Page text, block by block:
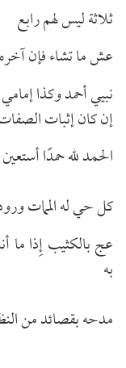
ثلاثة ليس لهم رابع
عش ما تشاء فإن آخره
نبيي أحمد وكذا إمامي
إن كان إثبات
الحمد لله حمدًا
كل حي له الممات
عج بالكثيب إِذا
به
مدحه بقصائد من